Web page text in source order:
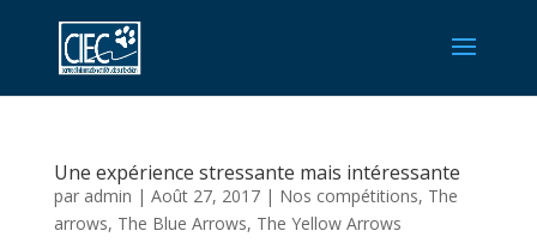
Une expérience stressante mais intéressante
par admin | Août 27, 2017| Nos compétitions, The
arrows, The Blue Arrows, The Yellow Arrows